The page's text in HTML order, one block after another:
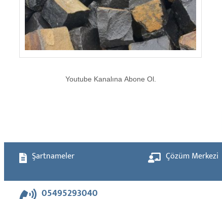
Youtube Kanalına Abone Ol.
Şartnameler Çözüm Merkezi
05495293040